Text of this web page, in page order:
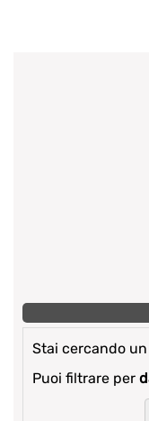
Stai cercando
Puoi filtrare per